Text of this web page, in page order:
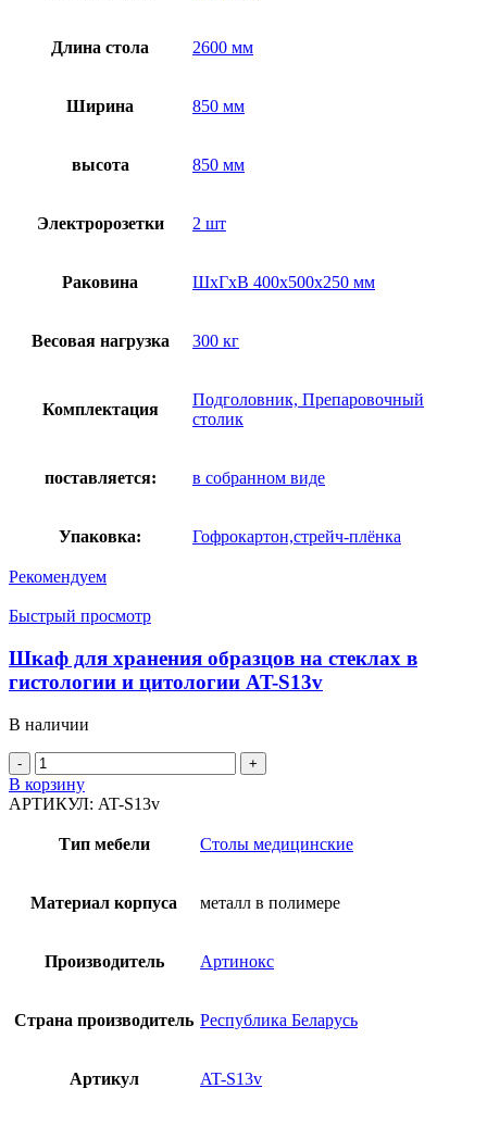
Длина стола 2600 мм
Ширина 850 мм
высота 850 мм
Электророзетки 2 шт
Раковина ШхГхВ 400х500х250 мм
Весовая нагрузка 300 кг
Комплектация
Подголовник, Препаровочный
столик
поставляется: в собранном виде
Упаковка: Гофрокартон,стрейч-плёнка
Рекомендуем
Быстрый просмотр
Шкаф для хранения образцов на стеклах в
гистологии и цитологии AT-S13v
В наличии
Количество
товара
Шкаф
хранения
стеклах
цитологии
S13v
В корзину
АРТИКУЛ: AT-S13v
Тип мебели Столы медицинские
Материал корпуса металл в полимере
Производитель Артинокс
Страна производитель Республика Беларусь
Артикул AT-S13v